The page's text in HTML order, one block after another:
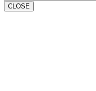
CLOSE